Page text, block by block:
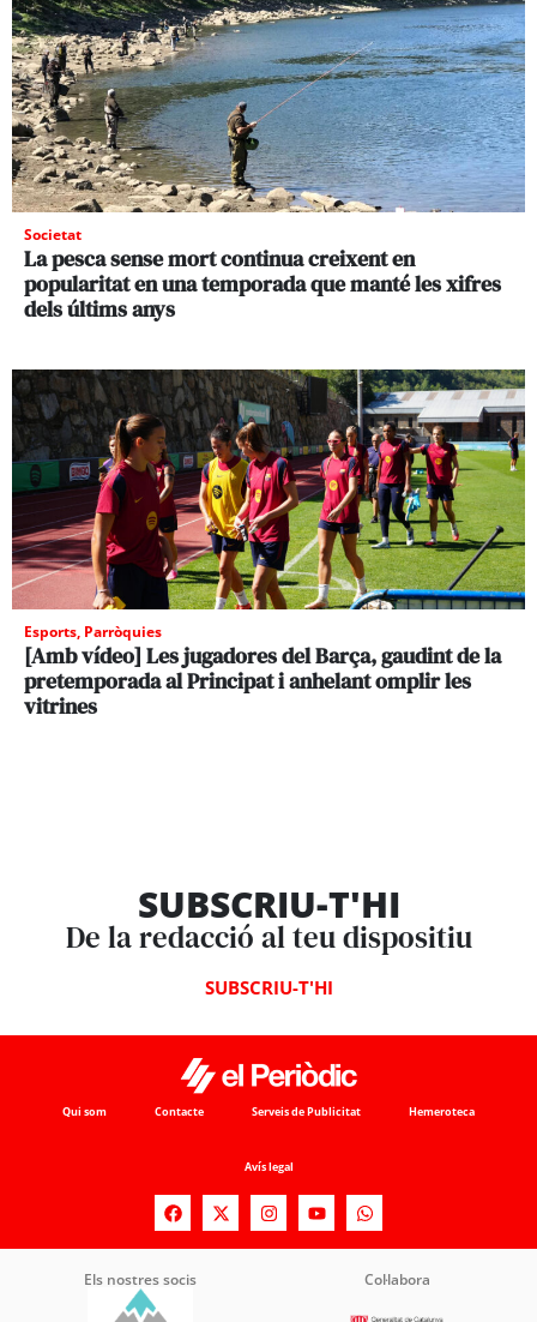
Societat
La pesca sense mort continua creixent en
popularitat en una temporada que manté les xifres
dels últims anys
Esports, Parròquies
[Amb vídeo] Les jugadores del Barça, gaudint de la
pretemporada al Principat i anhelant omplir les
vitrines
SUBSCRIU-T'HI
De la redacció al teu dispositiu
SUBSCRIU-T'HI
Qui som Contacte Serveis de Publicitat Hemeroteca
Avís legal
Els nostres socis Col·labora